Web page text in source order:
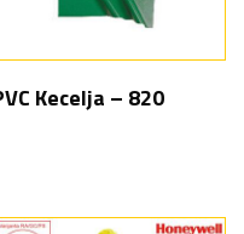
Kecelja – 820